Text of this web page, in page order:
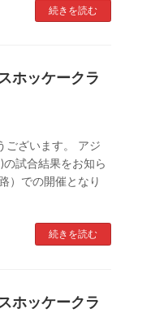
続きを読む
ホッケークラ
ございます。 アジ
試合結果をお知ら
）での開催となり
続きを読む
ホッケークラ